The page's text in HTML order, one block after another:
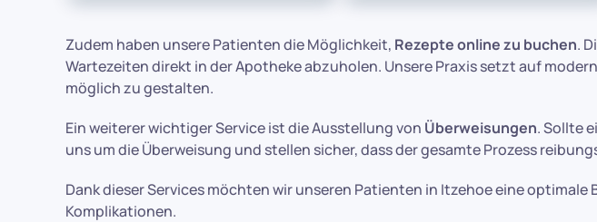
Zudem haben unsere Patienten die Möglichkeit, Rezepte online zu buchen.
Wartezeiten direkt in der Apotheke abzuholen. Unsere Praxis setzt auf
möglich zu gestalten.
Ein weiterer wichtiger Service ist die Ausstellung von Überweisungen. Sollte
uns um die Überweisung und stellen sicher, dass der gesamte Prozess
Dank dieser Services möchten wir unseren Patienten in Itzehoe eine
Komplikationen.